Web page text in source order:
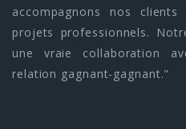
accompagnons nos
projets professionnels.
une vraie collaboration
relation gagnant-gagnant."